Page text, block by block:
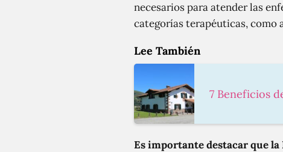
necesarios para atender las
categorías terapéuticas,
Lee También
7 Beneficios
Es importante destacar que